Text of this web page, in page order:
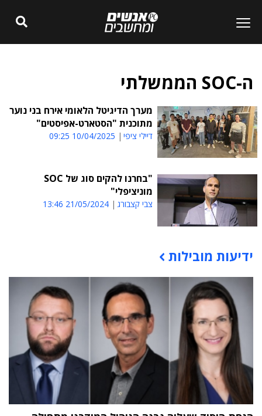
ה-SOC הממשלתי
מערך הדיגיטל הלאומי אירח בני נוער
מתוכנית "הסטארט-אפיסטים"
דיילי ציפי 10/04/2025 09:25
"בחרנו להקים סוג של SOC
מוניציפלי"
צבי קצבורג 21/05/2024 13:46
תוכן פרסומי
ידיעות מובילות